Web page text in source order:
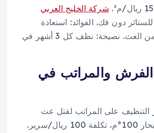
شركة الخليج العربي
تضيف تعقيم UV للستائر دون فك. الفوائد: استعادة
اللمعان، وحماية من العث. نصيحة: نظف كل 3 أشهر في
والمراتب في
التنظيف على المراتب لقتل عث
الغبار، باستخدام بخار 100°م، تكلفة 100 ريال/سرير.